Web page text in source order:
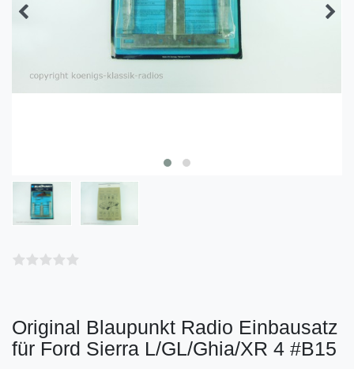
Original Blaupunkt Radio Einbausatz
für Ford Sierra L/GL/Ghia/XR 4 #B15